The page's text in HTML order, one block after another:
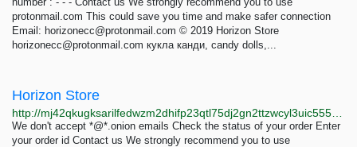
protonmail.com This could save you time and make safer connection
Email: horizonecc@protonmail.com © 2019 Horizon Store
horizonecc@protonmail.com кукла канди, candy dolls,...
Horizon Store
We don't accept *@*.onion emails Check the status of your order Enter
your order id Contact us We strongly recommend you to use